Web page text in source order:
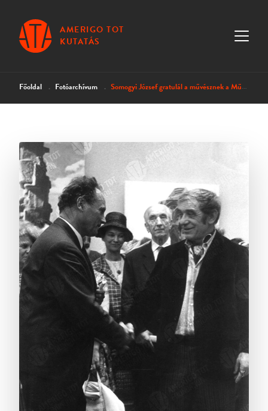
AMERIGO TOT
KUTATÁS
Főoldal Fotóarchívum Somogyi József gratulál a művésznek a Műcsarnokban